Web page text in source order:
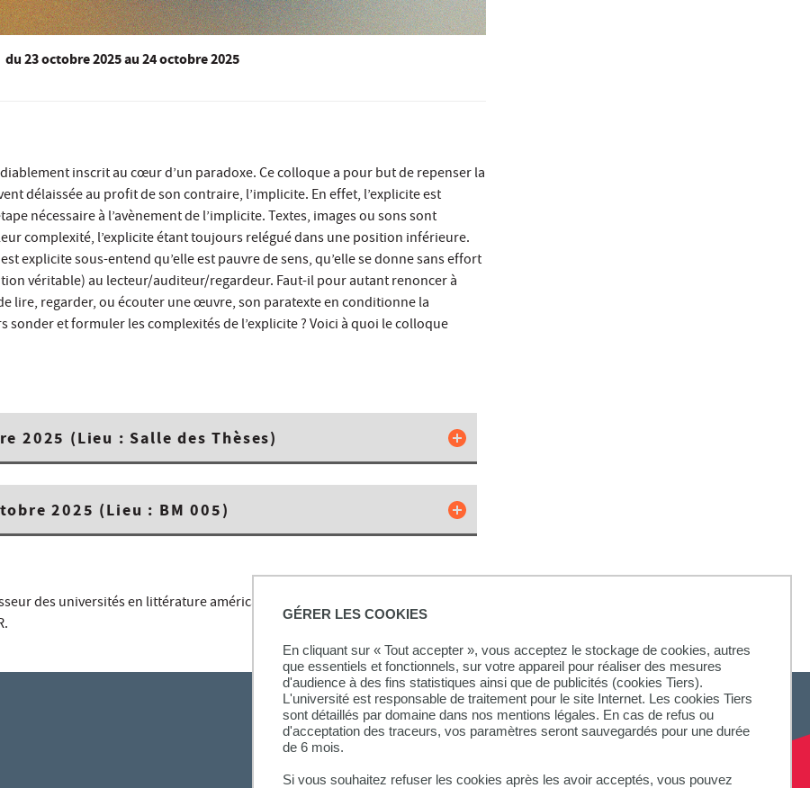
GÉRER LES COOKIES
En cliquant sur « Tout accepter », vous acceptez le stockage de cookies, autres
que essentiels et fonctionnels, sur votre appareil pour réaliser des mesures
d'audience à des fins statistiques ainsi que de publicités (cookies Tiers).
L'université est responsable de traitement pour le site Internet. Les cookies Tiers
sont détaillés par domaine dans nos mentions légales. En cas de refus ou
d'acceptation des traceurs, vos paramètres seront sauvegardés pour une durée
de 6 mois.
Si vous souhaitez refuser les cookies après les avoir acceptés, vous pouvez
du23 octobre 2025au 24 octobre 2025
inscrit au cœur d’un paradoxe. Ce colloque a pour but de repenser la
délaissée au profit de son contraire, l’implicite. En effet, l’explicite est
nécessaire à l’avènement de l’implicite. Textes, images ou sons sont
complexité, l’explicite étant toujours relégué dans une position inférieure.
explicite sous-entend qu’elle est pauvre de sens, qu’elle se donne sans effort
véritable) au lecteur/auditeur/regardeur. Faut-il pour autant renoncer à
lire, regarder, ou écouter une œuvre, son paratexte en conditionne la
sonder et formuler les complexités de l’explicite ? Voici à quoi le colloque
2025 (Lieu : Salle des Thèses)
2025 (Lieu : BM 005)
des universités en littérature américaine à l’UPEC et membre du